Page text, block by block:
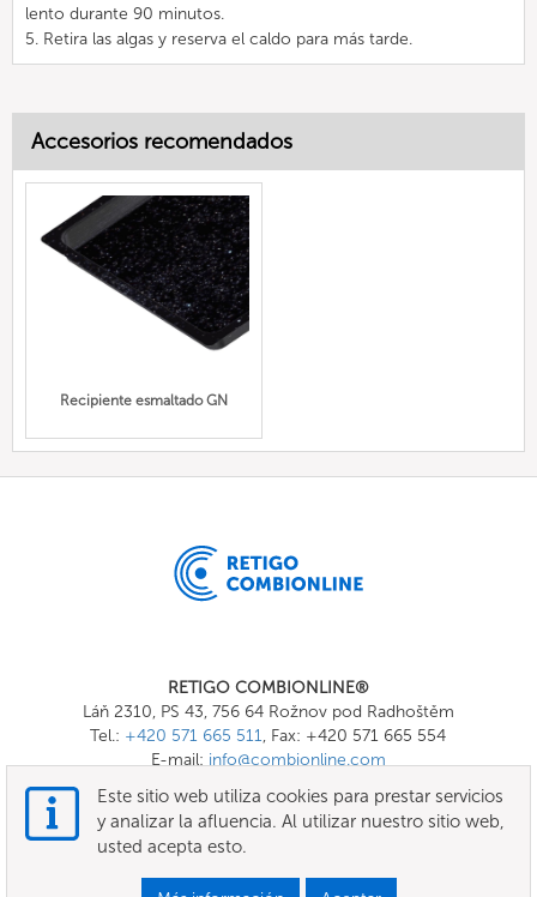
lento durante 90 minutos.
5. Retira las algas y reserva el caldo para más tarde.
Accesorios recomendados
Recipiente esmaltado GN
RETIGO COMBIONLINE®
Láň 2310, PS 43, 756 64 Rožnov pod Radhoštěm
Tel.: +420 571 665 511, Fax: +420 571 665 554
E-mail: info@combionline.com
OnlineMenu
Términos Generales y Condiciones
Este sitio web utiliza cookies para prestar servicios
y analizar la afluencia. Al utilizar nuestro sitio web,
usted acepta esto.